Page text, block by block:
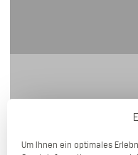
Um Ihnen ein optimales